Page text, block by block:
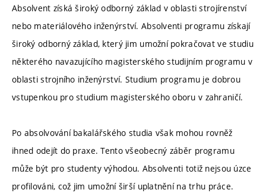
Absolvent získá široký odborný základ v oblasti strojírenství
nebo materiálového inženýrství. Absolventi programu získají
široký odborný základ, který jim umožní pokračovat ve studiu
některého navazujícího magisterského studijním programu v
oblasti strojního inženýrství. Studium programu je dobrou
vstupenkou pro studium magisterského oboru v zahraničí.
Po absolvování bakalářského studia však mohou rovněž
ihned odejít do praxe. Tento všeobecný záběr programu
může být pro studenty výhodou. Absolventi totiž nejsou úzce
profilováni, což jim umožní širší uplatnění na trhu práce.